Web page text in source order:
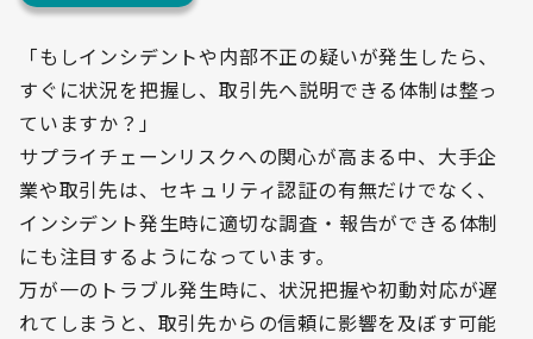
「もしインシデントや内部不正の疑いが発生したら、
すぐに状況を把握し、取引先へ説明できる体制は整っ
ていますか？」
サプライチェーンリスクへの関心が高まる中、大手企
業や取引先は、セキュリティ認証の有無だけでなく、
インシデント発生時に適切な調査・報告ができる体制
にも注目するようになっています。
万が一のトラブル発生時に、状況把握や初動対応が遅
れてしまうと、取引先からの信頼に影響を及ぼす可能